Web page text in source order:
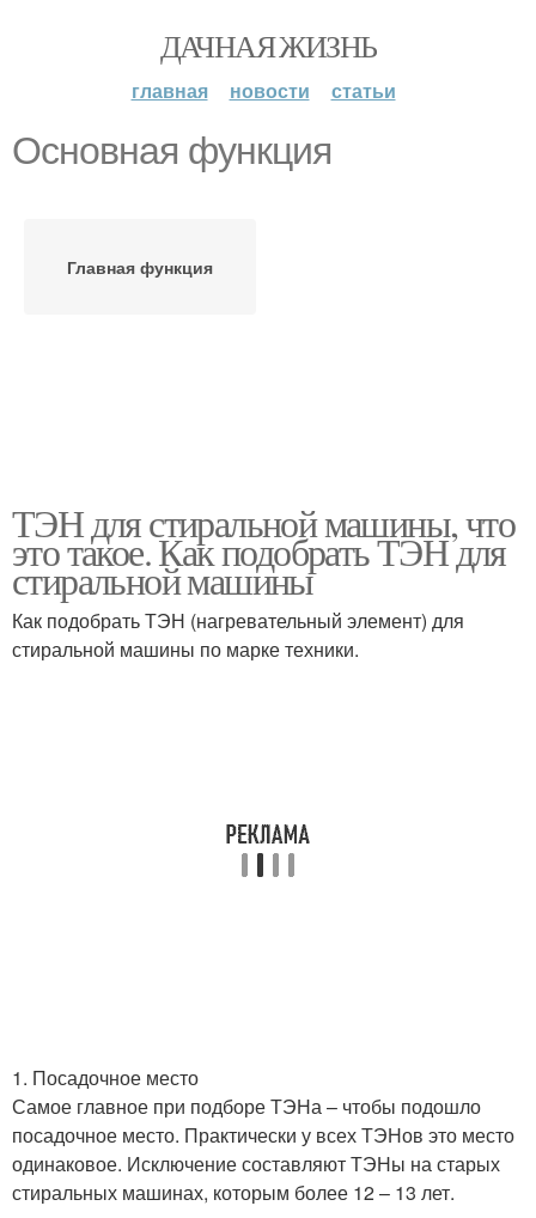
ДАЧНАЯ ЖИЗНЬ
главная новости статьи
Основная функция
Главная функция
ТЭН для стиральной машины, что
это такое. Как подобрать ТЭН для
стиральной машины
Как подобрать ТЭН (нагревательный элемент) для
стиральной машины по марке техники.
1. Посадочное место
Самое главное при подборе ТЭНа – чтобы подошло
посадочное место. Практически у всех ТЭНов это место
одинаковое. Исключение составляют ТЭНы на старых
стиральных машинах, которым более 12 – 13 лет.